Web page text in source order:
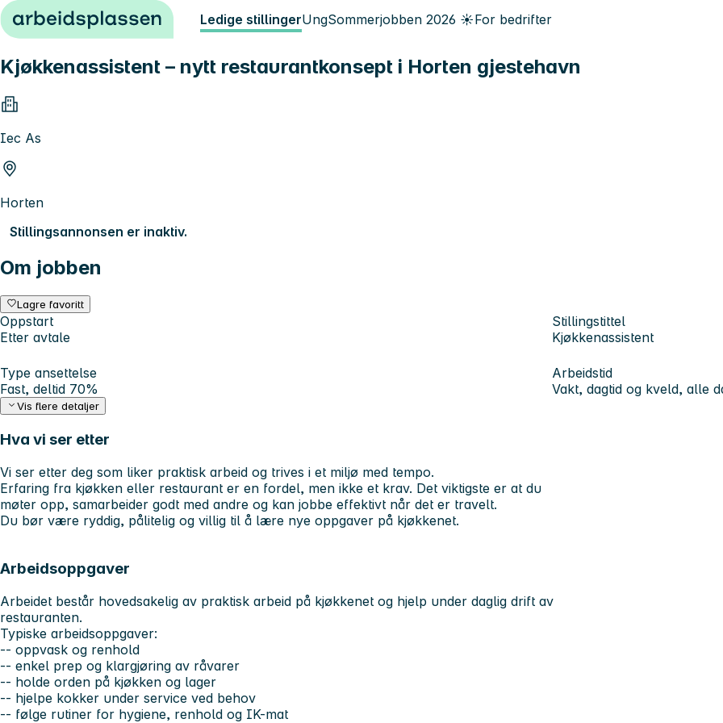
Hopp til innhold Ledige stillingerUngSommerjobben 2026 ☀️For bedrifter
Kjøkkenassistent – nytt restaurantkonsept i Horten gjestehavn
Iec As
Horten
Stillingsannonsen er inaktiv.
Om jobben
Lagre favoritt
Oppstart
Etter avtale
Stillingstittel
Kjøkkenassistent
Type ansettelse
Fast, deltid 70%
Arbeidstid
Vakt, dagtid og kveld, alle
Vis flere detaljer
Hva vi ser etter
Vi ser etter deg som liker praktisk arbeid og trives i et miljø med tempo.
Erfaring fra kjøkken eller restaurant er en fordel, men ikke et krav. Det viktigste er at du
møter opp, samarbeider godt med andre og kan jobbe effektivt når det er travelt.
Du bør være ryddig, pålitelig og villig til å lære nye oppgaver på kjøkkenet.
Arbeidsoppgaver
Arbeidet består hovedsakelig av praktisk arbeid på kjøkkenet og hjelp under daglig drift av
restauranten.
Typiske arbeidsoppgaver:
-- oppvask og renhold
-- enkel prep og klargjøring av råvarer
-- holde orden på kjøkken og lager
-- hjelpe kokker under service ved behov
-- følge rutiner for hygiene, renhold og IK-mat